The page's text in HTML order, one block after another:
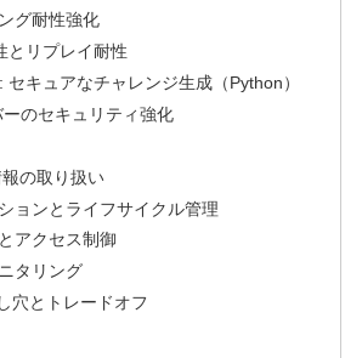
グ耐性強化
とリプレイ耐性
セキュアなチャレンジ生成（Python）
のセキュリティ強化
の取り扱い
ョンとライフサイクル管理
アクセス制御
タリング
穴とトレードオフ